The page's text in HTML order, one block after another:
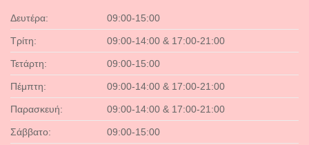
Δευτέρα: 09:00-15:00
Τρίτη: 09:00-14:00 & 17:00-21:00
Τετάρτη: 09:00-15:00
Πέμπτη: 09:00-14:00 & 17:00-21:00
Παρασκευή: 09:00-14:00 & 17:00-21:00
Σάββατο: 09:00-15:00